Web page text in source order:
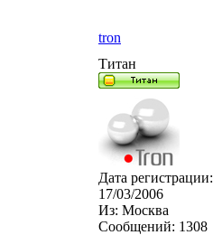
tron
Титан
Дата регистрации:
17/03/2006
Из: Москва
Сообщений: 1308